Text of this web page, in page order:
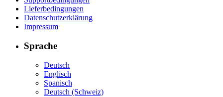
Lieferbedingungen
Datenschutzerklärung
Impressum
Sprache
Deutsch
Englisch
Spanisch
Deutsch (Schweiz)